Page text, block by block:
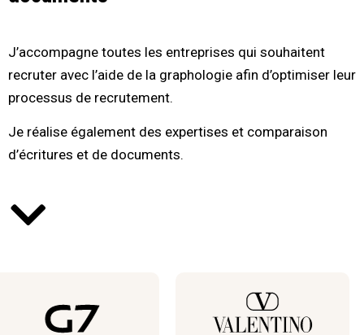
J’accompagne toutes les entreprises qui souhaitent
recruter avec l’aide de la graphologie afin d’optimiser leur
processus de recrutement.
Je réalise également des expertises et comparaison
d’écritures et de documents.